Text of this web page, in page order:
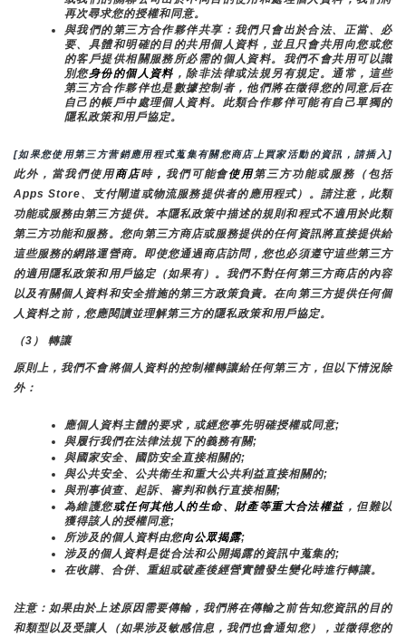
再次尋求您的授權和同意。
與我們的第三方合作夥伴共享：我們只會出於合法、正當、必
要、具體和明確的目的共用個人資料，並且只會共用向您或您
的客戶提供相關服務所必需的個人資料。我們不會共用可以識
別您身份的個人資料 ，除非法律或法規另有規定。通常，這些
第三方合作夥伴也是數據控制者，他們將在徵得您的同意后在
自己的帳戶中處理個人資料。此類合作夥伴可能有自己單獨的
隱私政策和用戶協定。
[如果您使用第三方营銷應用程式蒐集有關您商店上買家活動的資訊，請插入]
此外，當我們使用商店時， 我們可能會使用第三方功能或服務（包括
Apps Store、支付閘道或物流服務提供者的應用程式）。請注意，此類
功能或服務由第三方提供。本隱私政策中描述的規則和程式不適用於此類
第三方功能和服務。您向第三方商店或服務提供的任何資訊將直接提供給
這些服務的網路運營商。即使您通過商店訪問，您也必須遵守這些第三方
的適用隱私政策和用戶協定（如果有）。我們不對任何第三方商店的內容
以及有關個人資料和安全措施的第三方政策負責。在向第三方提供任何個
人資料之前，您應閱讀並理解第三方的隱私政策和用戶協定。
（3） 轉讓
原則上，我們不會將個人資料的控制權轉讓給任何第三方，但以下情況除
外：
應個人資料主體的要求，或經您事先明確授權或同意;
與履行我們在法律法規下的義務有關;
與國家安全、國防安全直接相關的;
與公共安全、公共衛生和重大公共利益直接相關的;
與刑事偵查、起訴、審判和執行直接相關;
為維護您或任何其他人的生命、財產等重大合法權益，但難以
獲得該人的授權同意;
所涉及的個人資料由您向公眾揭露;
涉及的個人資料是從合法和公開揭露的資訊中蒐集的;
在收購、合併、重組或破產後經營實體發生變化時進行轉讓。
注意：如果由於上述原因需要傳輸，我們將在傳輸之前告知您資訊的目的
和類型以及受讓人（如果涉及敏感信息，我們也會通知您），並徵得您的